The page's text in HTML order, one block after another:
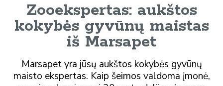
Zooekspertas: aukštos
kokybės gyvūnų maistas
iš Marsapet
Marsapet yra jūsų aukštos kokybės gyvūnų
maisto ekspertas. Kaip šeimos valdoma įmonė,